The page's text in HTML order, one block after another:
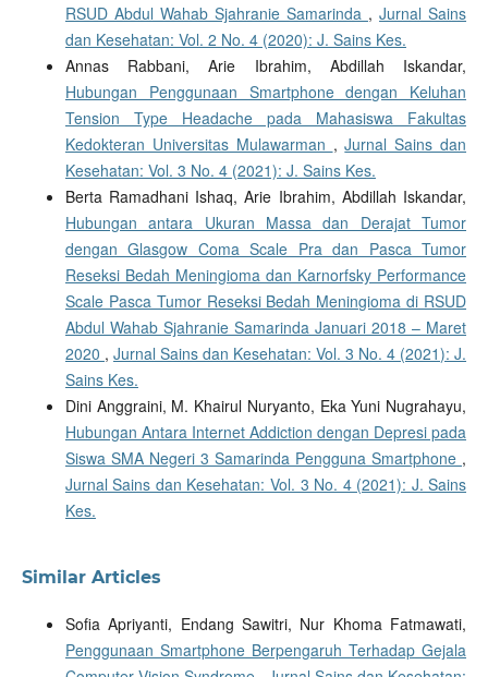
RSUD Abdul Wahab Sjahranie Samarinda ,Jurnal Sains
dan Kesehatan: Vol. 2 No. 4 (2020): J. Sains Kes.
Annas Rabbani, Arie Ibrahim, Abdillah Iskandar,
Hubungan Penggunaan Smartphone dengan Keluhan
Tension Type Headache pada Mahasiswa Fakultas
Kedokteran Universitas Mulawarman ,Jurnal Sains dan
Kesehatan: Vol. 3 No. 4 (2021): J. Sains Kes.
Berta Ramadhani Ishaq, Arie Ibrahim, Abdillah Iskandar,
Hubungan antara Ukuran Massa dan Derajat Tumor
dengan Glasgow Coma Scale Pra dan Pasca Tumor
Reseksi Bedah Meningioma dan Karnorfsky Performance
Scale Pasca Tumor Reseksi Bedah Meningioma di RSUD
Abdul Wahab Sjahranie Samarinda Januari 2018 – Maret
2020 , Jurnal Sains dan Kesehatan: Vol. 3 No. 4 (2021): J.
Sains Kes.
Dini Anggraini, M. Khairul Nuryanto, Eka Yuni Nugrahayu,
Hubungan Antara Internet Addiction dengan Depresi pada
Siswa SMA Negeri 3 Samarinda Pengguna Smartphone ,
Jurnal Sains dan Kesehatan: Vol. 3 No. 4 (2021): J. Sains
Kes.
Similar Articles
Sofia Apriyanti, Endang Sawitri, Nur Khoma Fatmawati,
Penggunaan Smartphone Berpengaruh Terhadap Gejala